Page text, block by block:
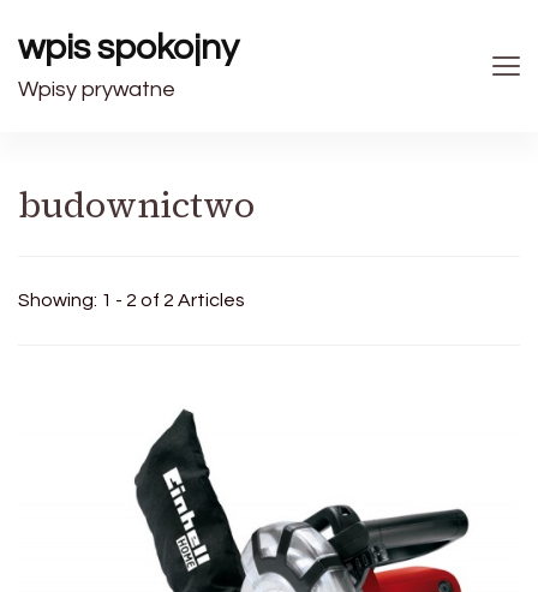
wpis spokojny
Wpisy prywatne
budownictwo
Showing: 1 - 2 of 2 Articles